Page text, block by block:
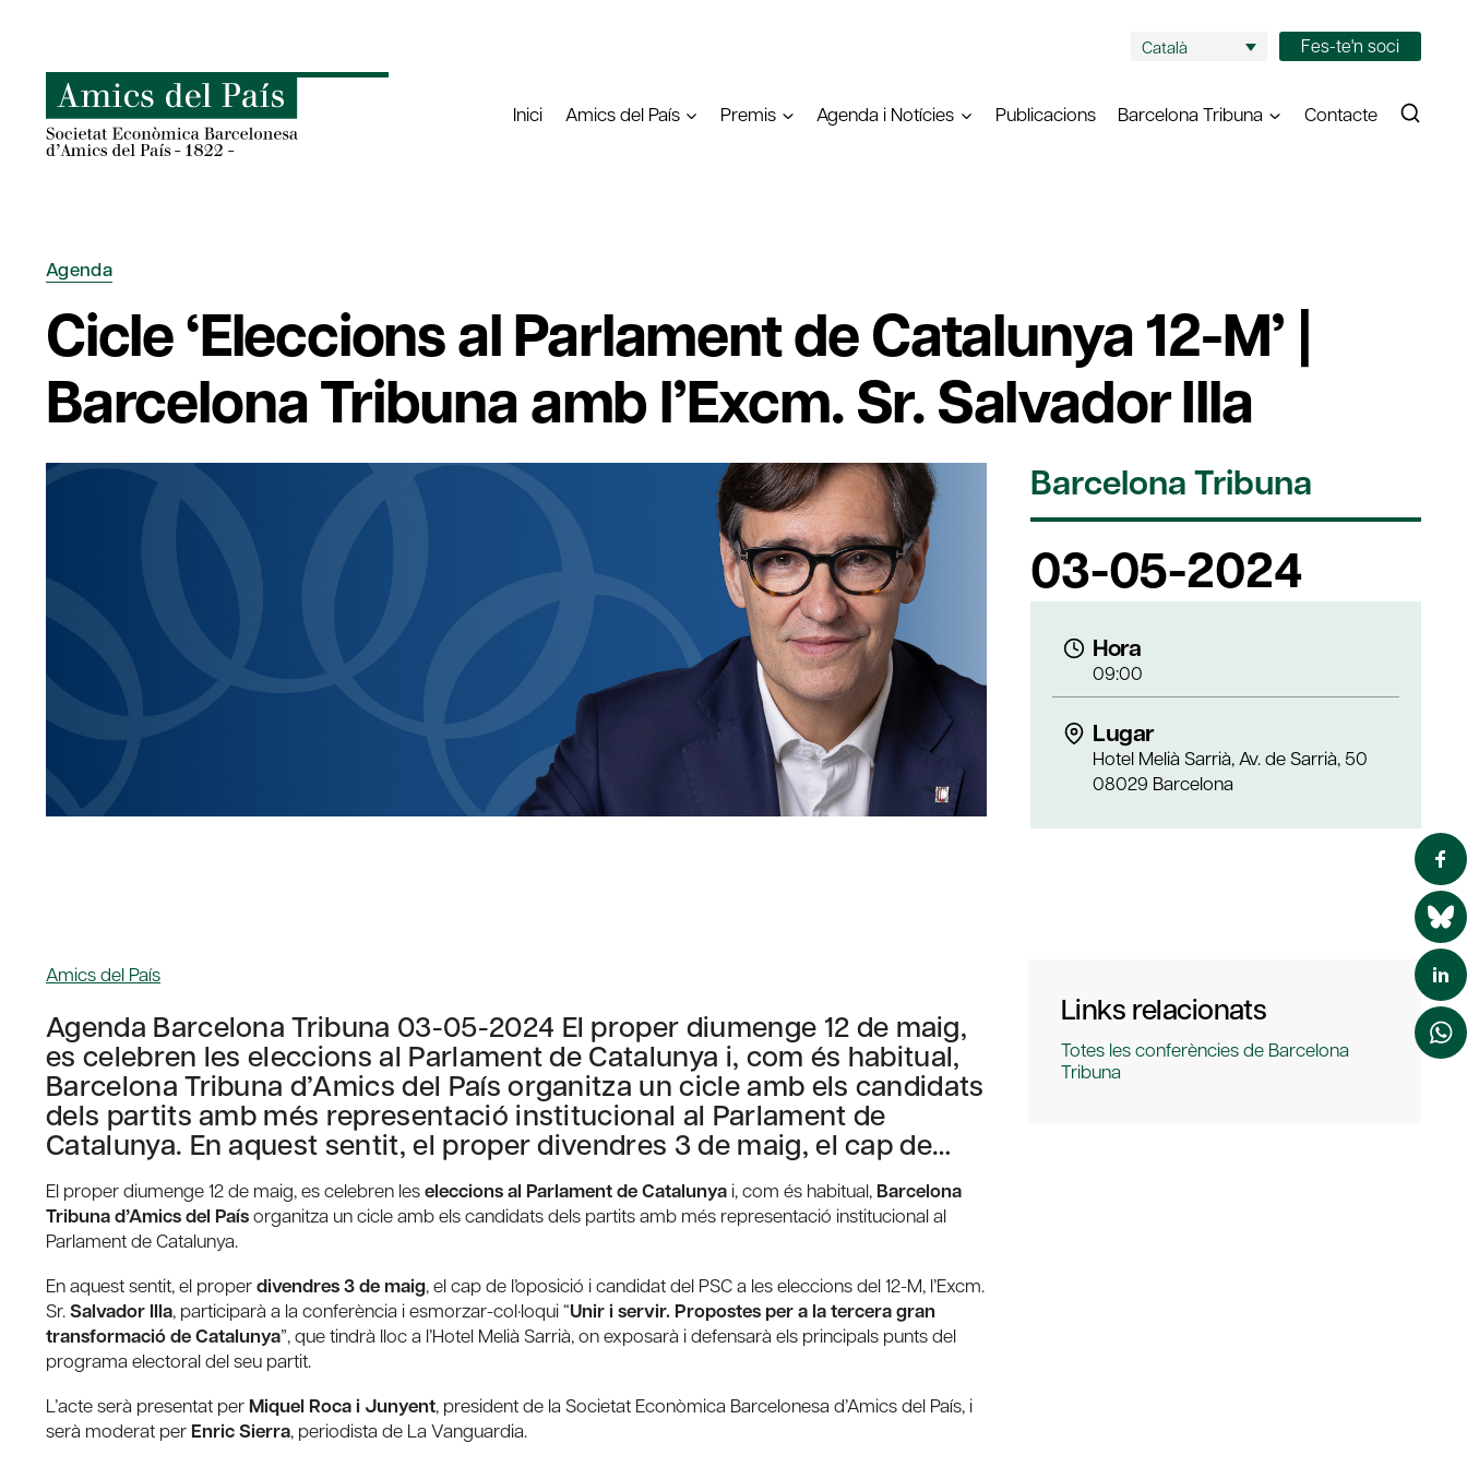
content
Català Fes-te'n soci
Inici Amics del País Premis Agenda i Notícies Publicacions Barcelona Tribuna Contacte
Agenda
Cicle ‘Eleccions al Parlament de Catalunya 12-M’ |
Barcelona Tribuna amb l’Excm. Sr. Salvador Illa
Barcelona Tribuna
03-05-2024
Hora
09:00
Lugar
Hotel Melià Sarrià, Av. de Sarrià, 50
08029 Barcelona
Amics del País
Agenda Barcelona Tribuna 03-05-2024 El proper diumenge 12 de maig,
es celebren les eleccions al Parlament de Catalunya i, com és habitual,
Barcelona Tribuna d’Amics del País organitza un cicle amb els candidats
dels partits amb més representació institucional al Parlament de
Catalunya. En aquest sentit, el proper divendres 3 de maig, el cap de…
El proper diumenge 12 de maig, es celebren leseleccions al Parlament de Catalunya i, com és habitual, Barcelona
Tribuna d’Amics del Paísorganitza un cicle amb els candidats dels partits amb més representació institucional al
Parlament de Catalunya.
En aquest sentit, el properdivendres 3 de maig, el cap de l’oposició i candidat del PSC a les eleccions del 12-M, l’Excm.
Sr.Salvador Illa, participarà a la conferència i esmorzar-col·loqui “Unir i servir. Propostes per a la tercera gran
transformació de Catalunya”, que tindrà lloc a l’Hotel Melià Sarrià, on exposarà i defensarà els principals punts del
programa electoral del seu partit.
L’acte serà presentat per Miquel Roca i Junyent, president de la Societat Econòmica Barcelonesa d’Amics del País, i
serà moderat per Enric Sierra, periodista de La Vanguardia.
Links relacionats
Totes les conferències de Barcelona
Tribuna